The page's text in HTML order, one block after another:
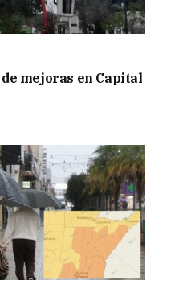
mejoras en Capital